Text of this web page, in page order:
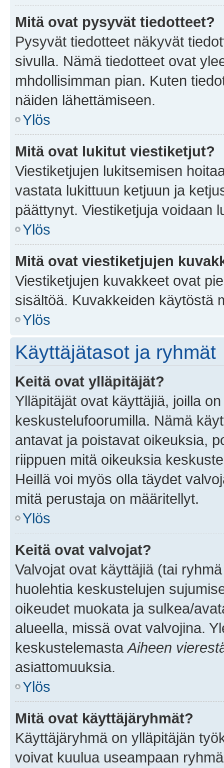
Mitä ovat pysyvät tiedotteet?
Pysyvät tiedotteet näkyvät
sivulla. Nämä tiedotteet ovat
mhdollisimman pian. Kuten
näiden lähettämiseen.
Ylös
Mitä ovat lukitut viestiketjut?
Viestiketjujen lukitsemisen
vastata lukittuun ketjuun ja
päättynyt. Viestiketjuja voidaan
Ylös
Mitä ovat viestiketjujen
Viestiketjujen kuvakkeet ovat
sisältöä. Kuvakkeiden käytöstä
Ylös
Käyttäjätasot ja ryhmät
Keitä ovat ylläpitäjät?
Ylläpitäjät ovat käyttäjiä, joilla
keskustelufoorumilla. Nämä
antavat ja poistavat oikeuksia,
riippuen mitä oikeuksia
Heillä voi myös olla täydet
mitä perustaja on määritellyt.
Ylös
Keitä ovat valvojat?
Valvojat ovat käyttäjiä (tai
huolehtia keskustelujen
oikeudet muokata ja sulkea/
alueella, missä ovat valvojina.
keskustelemasta Aiheen
asiattomuuksia.
Ylös
Mitä ovat käyttäjäryhmät?
Käyttäjäryhmä on ylläpitäjän
voivat kuulua useampaan